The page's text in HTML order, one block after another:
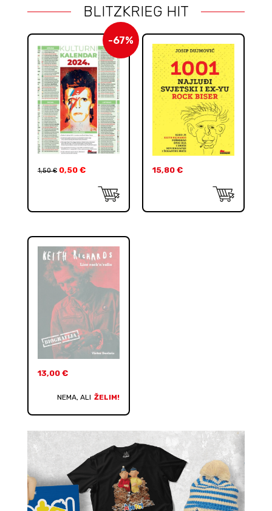
BLITZKRIEG HIT
-67%
1,50€ 0,50 € 15,80 €
13,00 €
NEMA, ALI ŽELIM!